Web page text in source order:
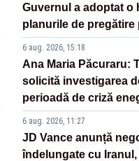
Guvernul a adoptat o
planurile de
6 aug. 2026, 15:18
Ana Maria Păcuraru:
solicită investigarea
perioadă de criză
6 aug. 2026, 11:27
JD Vance anunță
îndelungate cu